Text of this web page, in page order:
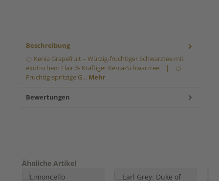
Beschreibung
🍊 Kenia Grapefruit – Würzig-fruchtiger Schwarztee mit
exotischem Flair ☕ Kräftiger Kenia-Schwarztee | 🍊
Fruchtig-spritzige G… Mehr
Bewertungen
Produktgalerie überspringen
Ähnliche Artikel